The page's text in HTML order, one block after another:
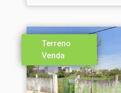
Terreno
Venda